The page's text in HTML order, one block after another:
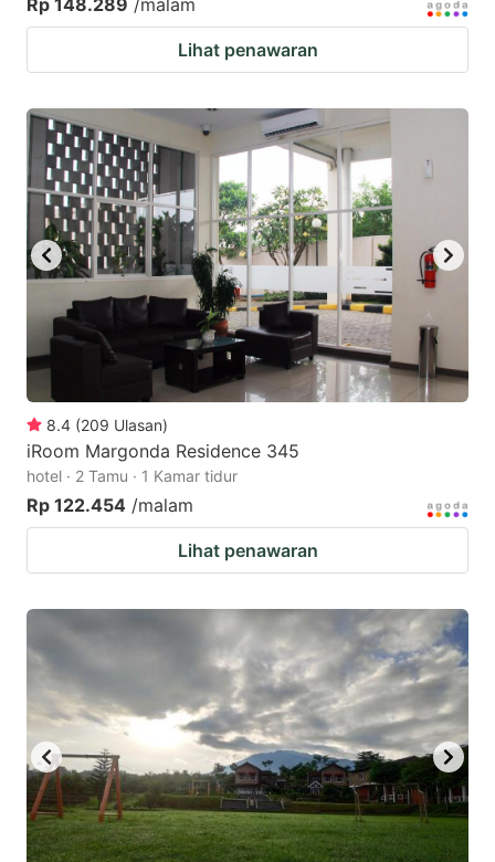
Lihat penawaran
8.4 (209 Ulasan)
iRoom Margonda Residence 345
hotel · 2 Tamu · 1 Kamar tidur
Rp 122.454 /malam
Lihat penawaran